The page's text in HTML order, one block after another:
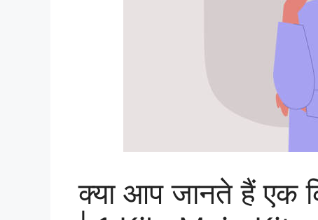
क्या आप जानते हैं एक